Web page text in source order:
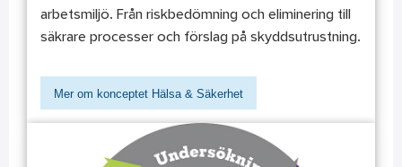
arbetsmiljö. Från riskbedömning och eliminering till
säkrare processer och förslag på skyddsutrustning.
Mer om konceptet Hälsa & Säkerhet